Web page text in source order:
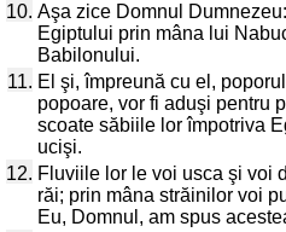
10. Aşa zice Domnul
Egiptului prin mâna lui
Babilonului.
11. El şi, împreună cu el,
popoare, vor fi aduşi pentru
scoate săbiile lor împotriva
ucişi.
12. Fluviile lor le voi usca şi voi
răi; prin mâna străinilor voi
Eu, Domnul, am spus